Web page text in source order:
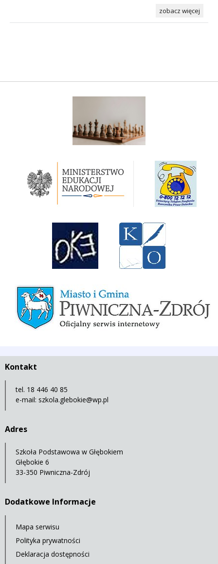
zobacz więcej
Ministerstwo Edukacji Narodowej Rzecznik Praw Dziecka RP
Okręgowa Komicja Egzaminacyjna w KrakowieKuratorium Oświaty w Krakowie
Miasto i Gmina Piwniczna-Zdrój
Kontakt
tel. 18 446 40 85
e-mail: szkola.glebokie@wp.pl
Adres
Szkoła Podstawowa w Głębokiem
Głębokie 6
33-350 Piwniczna-Zdrój
Dodatkowe Informacje
Mapa serwisu
Polityka prywatności
Deklaracja dostępności